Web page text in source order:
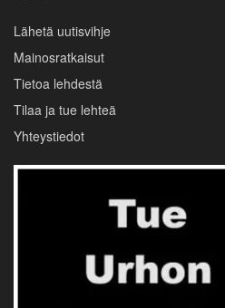
Lähetä uutisvihje
Mainosratkaisut
Tietoa lehdestä
Tilaa ja tue lehteä
Yhteystiedot